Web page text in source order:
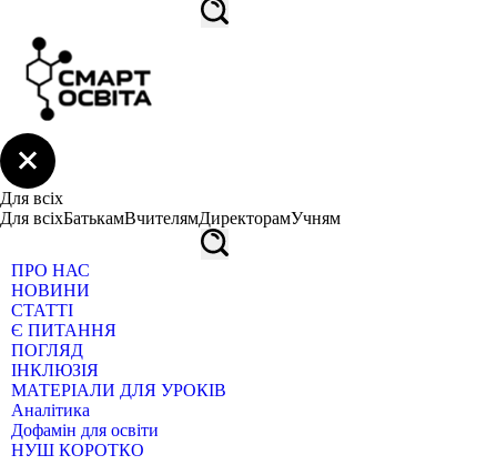
Для всіх
Для всіхБатькамВчителямДиректорамУчням
ПРО НАС
НОВИНИ
СТАТТІ
Є ПИТАННЯ
ПОГЛЯД
ІНКЛЮЗІЯ
МАТЕРІАЛИ ДЛЯ УРОКІВ
Аналітика
Дофамін для освіти
НУШ КОРОТКО